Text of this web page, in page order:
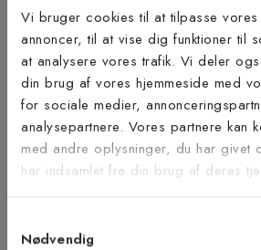
Vi bruger cookies til at tilpasse
annoncer, til at vise dig funktioner til
at analysere vores trafik. Vi deler
din brug af vores hjemmeside med
for sociale medier,
analysepartnere. Vores partnere kan
med andre oplysninger, du har givet
har indsamlet fra din brug af deres
Nødvendig
Bæredygtighed
Inspiration fra
Tilmeld dig
Vær blandt de første til at
tips og nyheder.